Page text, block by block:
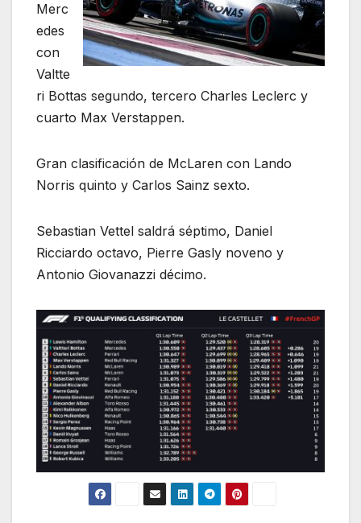
Merc
edes
con
Valtte
ri Bottas segundo, tercero Charles Leclerc y
cuarto Max Verstappen.
Gran clasificación de McLaren con Lando
Norris quinto y Carlos Sainz sexto.
Sebastian Vettel saldrá séptimo, Daniel
Ricciardo octavo, Pierre Gasly noveno y
Antonio Giovanazzi décimo.